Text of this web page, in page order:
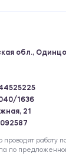
обл.,
1636
21
работу
по